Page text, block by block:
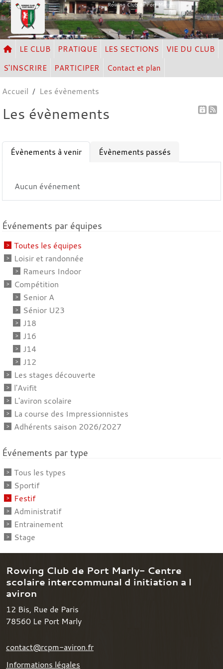
Rowing Club de Port Marly
LE CLUB PRATIQUE LES SECTIONS
VIE DU CLUB
S'INSCRIRE
PARTICIPER Contact et plan
Accueil Les évènements
Les évènements
Évènements à venir Évènements passés
Aucun événement
Événements par équipes
Toutes les équipes
Loisir et randonnée
Rameurs Indoor
Compétition
Senior A
Sénior U23
J18
J16
J14
J12
Les stages découverte
l'Avifit
L'aviron scolaire
La course des Impressionnistes
Adhérents saison 2026/2027
Événements par type
Tous les types
Sportif
Festif
Administratif
Entrainement
Stage
Rowing Club de Port Marly- Centre
scolaire intercommunal d initiation a l
aviron
12 Bis, Rue de Paris
78560 Le Port Marly
contact@rcpm-aviron.fr
Informations légales
Panneau de gestion des cookies